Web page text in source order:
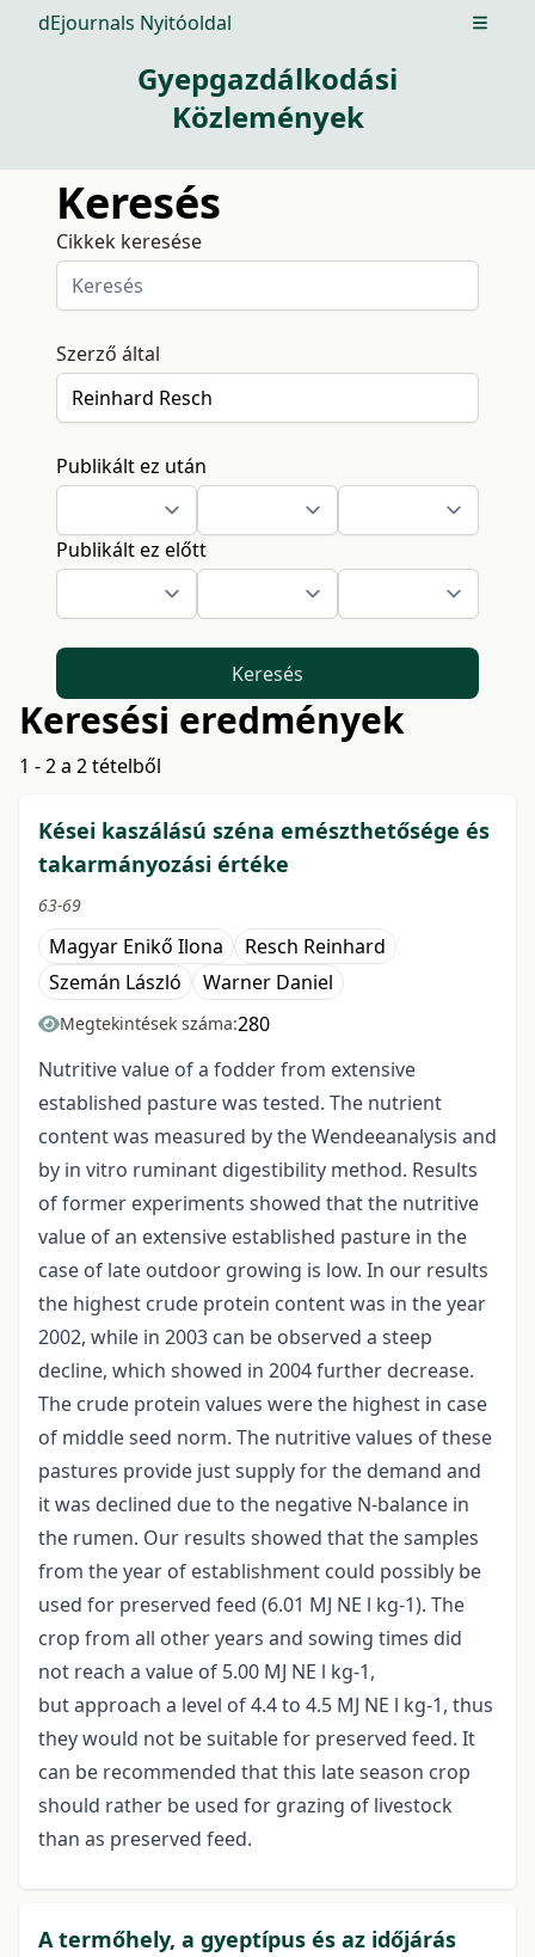
dEjournals Nyitóoldal Open
Gyepgazdálkodási
Közlemények
Keresés
Cikkek keresése
Szerző által
Publikált ez után
Publikált ez előtt
Keresés
Keresési eredmények
1 - 2 a 2 tételből
Kései kaszálású széna emészthetősége és
takarmányozási értéke
63-69
Magyar Enikő Ilona
Resch Reinhard
Szemán László
Warner Daniel
Megtekintések száma:280
Nutritive value of a fodder from extensive
established pasture was tested. The nutrient
content was measured by the Wendeeanalysis and
by in vitro ruminant digestibility method. Results
of former experiments showed that the nutritive
value of an extensive established pasture in the
case of late outdoor growing is low. In our results
the highest crude protein content was in the year
2002, while in 2003 can be observed a steep
decline, which showed in 2004 further decrease.
The crude protein values were the highest in case
of middle seed norm. The nutritive values of these
pastures provide just supply for the demand and
it was declined due to the negative N-balance in
the rumen. Our results showed that the samples
from the year of establishment could possibly be
used for preserved feed (6.01 MJ NE l kg-1). The
crop from all other years and sowing times did
not reach a value of 5.00 MJ NE l kg-1,
but approach a level of 4.4 to 4.5 MJ NE l kg-1, thus
they would not be suitable for preserved feed. It
can be recommended that this late season crop
should rather be used for grazing of livestock
than as preserved feed.
A termőhely, a gyeptípus és az időjárás